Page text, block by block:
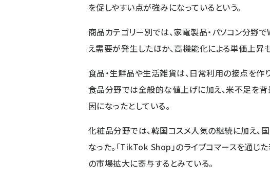
を促しやすい点が強みになっているという。
商品カテゴリー別では、家電製品・パソコン分
え需要が発生したほか、高機能化による単価上昇
食品・生鮮品や生活雑貨は、日常利用の接点を作
食品分野では全般的な値上げに加え、米不足を
因になったとしている。
化粧品分野では、韓国コスメ人気の継続に加え
なった。「TikTok Shop」のライブコマースを通じ
の市場拡大に寄与するとみている。